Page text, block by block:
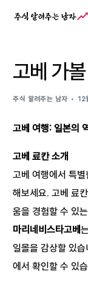
고베 가
주식 알려주는 남자 12
고베 여행: 일본의
고베 료칸 소개
고베 여행에서 특
해보세요. 고베 료
움을 경험할 수 있
마리네비스타고베
일몰을 감상할 있
에서 확인할 수 있